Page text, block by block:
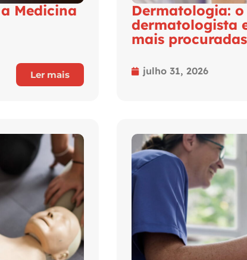
Medicina
Ler mais
Dermatologia:
dermatologista
mais procuradas
julho 31, 2026